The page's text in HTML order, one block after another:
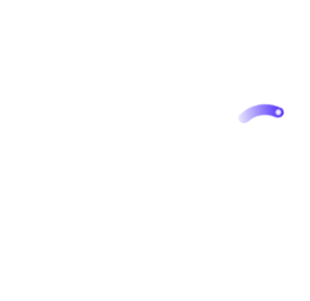
Тема месяца: Автоматизация на 1С